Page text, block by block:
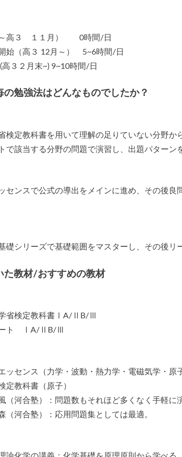
～高３ １１月） 0時間/日
始（高３ 12月～） 5~6時間/日
高３２月末~) 9~10時間/日
の勉強法はどんなものでしたか？
検定教科書を用いて理解の足りていない分野
で該当する分野の問題で演習し、出題パターン
センスで公式の導出をメインに進め、その後
礎シリーズで基礎範囲をマスターし、その後リ
た教材/おすすめの教材
学省検定教科書ⅠA/ⅡB/Ⅲ
ート ⅠA/ⅡB/Ⅲ
ッセンス（力学・波動・熱力学・電磁気学・原
定教科書（原子）
（河合塾）：問題数もそれほど多くなく手軽に
（河合塾）：応用問題集としては最適。